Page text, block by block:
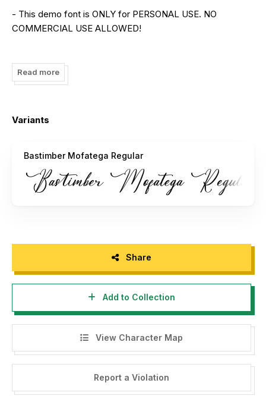
- This demo font is ONLY for PERSONAL USE. NO
COMMERCIAL USE ALLOWED!
license:
https://letterena.com/product/bastimber-mofatega-
- If you need a custom license please contact us at
letterenastudios@gmail.com
Please visit our store for more amazing fonts :
https://letterena.com/
Thank you.
Dengan meng-install font ini, dan membaca persyaratan ini,
Read more
Variants
Bastimber Mofatega Regular
Share
Add to Collection
View Character Map
Report a Violation